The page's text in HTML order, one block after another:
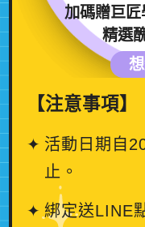
加碼贈巨
精選
【注意事項】
活動日期自
止。
綁定送LINE